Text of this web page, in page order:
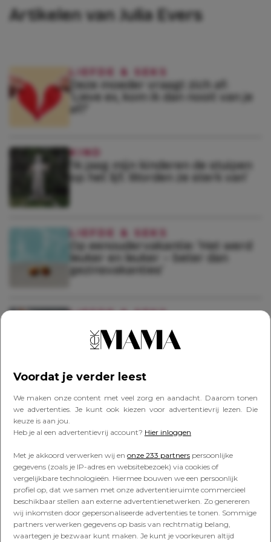
Voordat je verder leest
We maken onze content met veel zorg en aandacht. Daarom tonen
we advertenties. Je kunt ook kiezen voor advertentievrij lezen. Die
keuze is aan jou.
Heb je al een advertentievrij account? Hier inloggen
Met je akkoord verwerken wij en onze 233 partners persoonlijke
gegevens (zoals je IP-adres en websitebezoek) via cookies of
vergelijkbare technologieën. Hiermee bouwen we een persoonlijk
profiel op, dat we samen met onze advertentieruimte commercieel
beschikbaar stellen aan externe advertentienetwerken. Zo genereren
wij inkomsten door gepersonaliseerde advertenties te tonen. Sommige
partners verwerken gegevens op basis van rechtmatig belang,
waartegen je bezwaar kunt maken. Je kunt je voorkeuren altijd
Artikelen van Julia Evers
LIEFDE & SEKS
Deze moeder vraagt zich af:
‘Lieve ex, kom ik dan nooit van je
af?’
KIND
‘Ik jaag mijn kinderen de stuipen
op het lijf. Worden ze sterk van’
LIEFDE & SEKS
Op eenoudervakantie: ‘Het werd
leuker en leuker – beter dan
gezinsvakanties’
LIEFDE & SEKS
Een inkijkje in het eerste jaar na
mijn scheiding
LIEFDE & SEKS
Nee, ik hoef je man niet: de side-
PERSOONLIJK
Poep, luizen, kots en snot: ‘Getver,
wat zijn kinderen vies’